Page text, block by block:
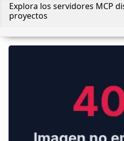
Explora los servidores MCP
proyectos